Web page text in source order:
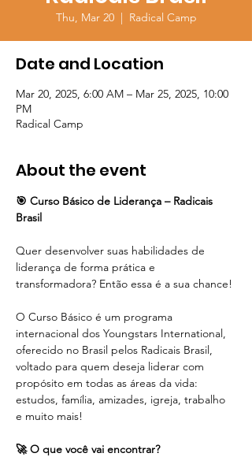
Thu, Mar 20
  |
Radical Camp
Date and Location
Mar 20, 2025, 6:00 AM – Mar 25, 2025, 10:00
PM
Radical Camp
About the event
🎯 Curso Básico de Liderança – Radicais
Brasil
Quer desenvolver suas habilidades de
liderança de forma prática e
transformadora? Então essa é a sua chance!
O Curso Básico é um programa
internacional dos Youngstars International,
oferecido no Brasil pelos Radicais Brasil,
voltado para quem deseja liderar com
propósito em todas as áreas da vida:
estudos, família, amizades, igreja, trabalho
e muito mais!
🚀 O que você vai encontrar?